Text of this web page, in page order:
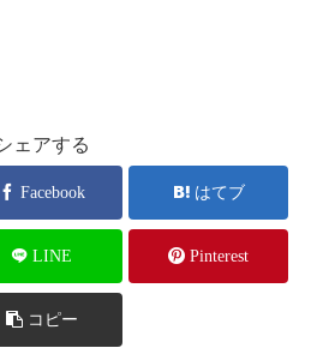
ェアする
Facebook はてブ
LINE Pinterest
コピー